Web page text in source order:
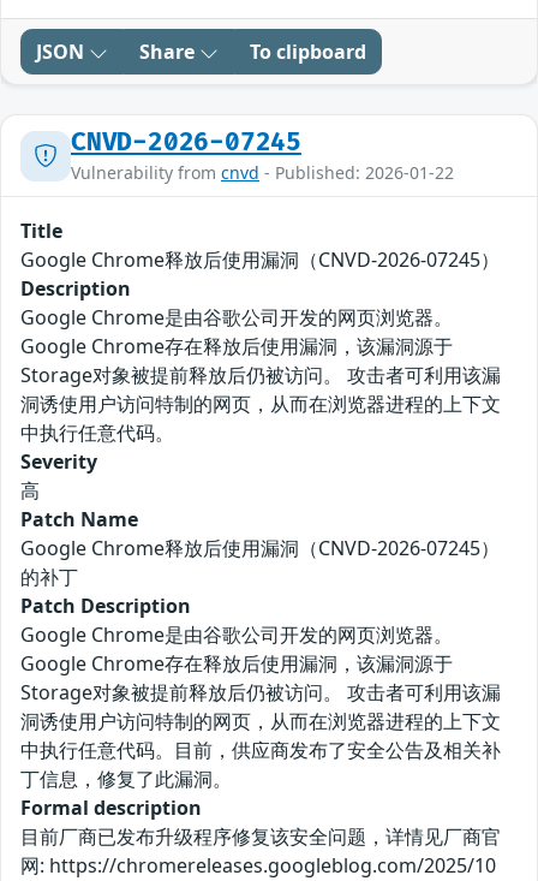
JSON Share To clipboard
CNVD-2026-07245
Vulnerability from cnvd - Published: 2026-01-22
Title
Google Chrome释放后使用漏洞（CNVD-2026-07245）
Description
Google Chrome是由谷歌公司开发的网页浏览器。
Google Chrome存在释放后使用漏洞，该漏洞源于
Storage对象被提前释放后仍被访问。 攻击者可利用该漏
洞诱使用户访问特制的网页，从而在浏览器进程的上下文
中执行任意代码。
Severity
高
Patch Name
Google Chrome释放后使用漏洞（CNVD-2026-07245）
的补丁
Patch Description
Google Chrome是由谷歌公司开发的网页浏览器。
Google Chrome存在释放后使用漏洞，该漏洞源于
Storage对象被提前释放后仍被访问。 攻击者可利用该漏
洞诱使用户访问特制的网页，从而在浏览器进程的上下文
中执行任意代码。目前，供应商发布了安全公告及相关补
丁信息，修复了此漏洞。
Formal description
目前厂商已发布升级程序修复该安全问题，详情见厂商官
网: https://chromereleases.googleblog.com/2025/10